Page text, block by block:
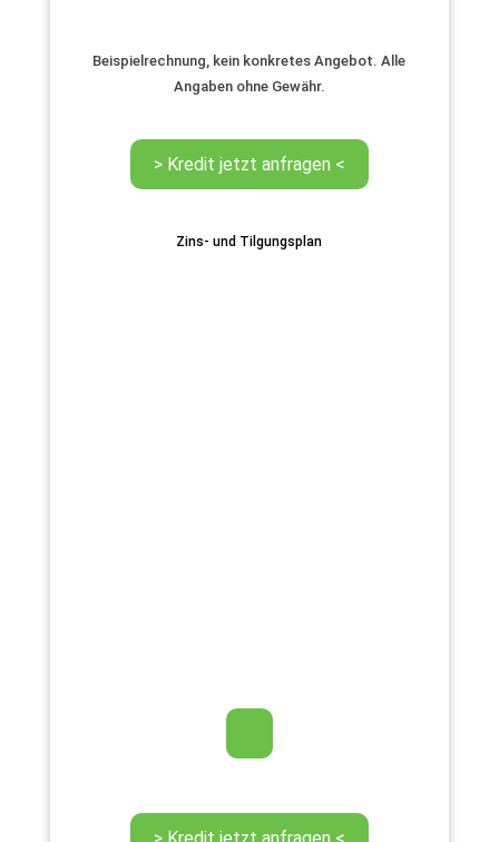
Beispielrechnung, kein konkretes Angebot. Alle
Angaben ohne Gewähr.
Zins- und Tilgungsplan